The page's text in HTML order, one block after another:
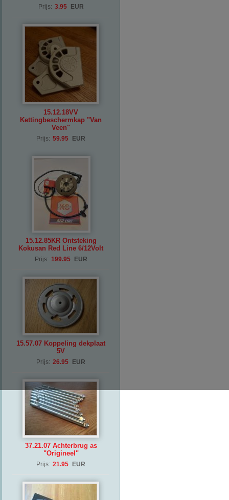
Prijs: 3.95 EUR
15.12.18VV
Kettingbeschermkap "Van
Veen"
Prijs: 59.95 EUR
15.12.85KR Ontsteking
Kokusan Red Line 6/12Volt
Prijs: 199.95 EUR
15.57.07 Koppeling dekplaat
5V
Prijs: 26.95 EUR
37.21.07 Achterbrug as
"Origineel"
Prijs: 21.95 EUR